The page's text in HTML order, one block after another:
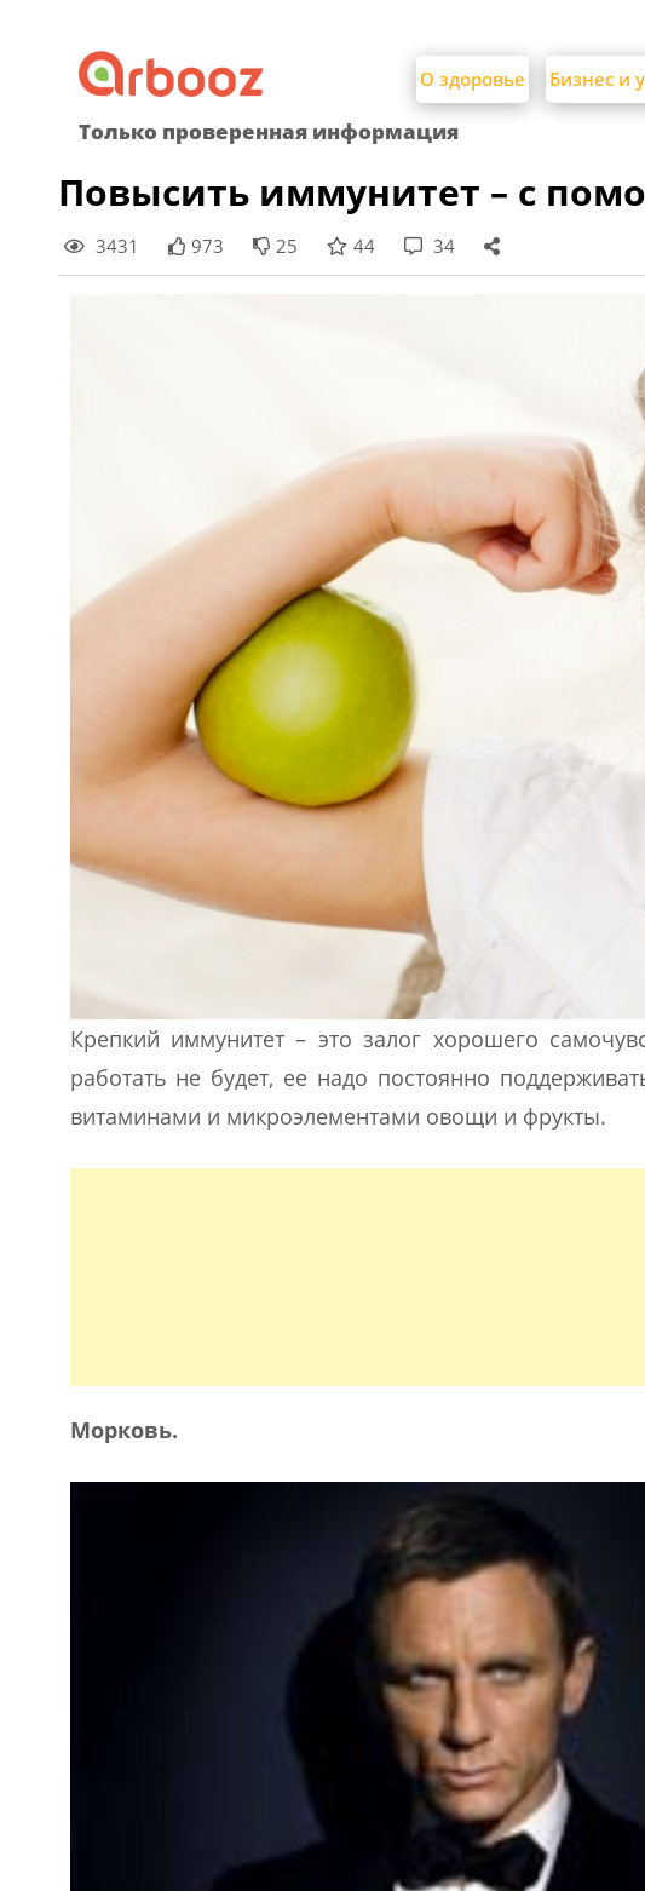
content
О здоровье Бизнес и
Только проверенная информация
Повысить иммунитет – с
3431 973 25 44 34
Крепкий иммунитет – это залог хорошего
работать не будет, ее надо постоянно
витаминами и микроэлементами овощи и фрукты.
Морковь.